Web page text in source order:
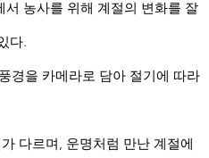
농사를 위해 계절의 변화를 잘
다.
경을 카메라로 담아 절기에 따라
다르며, 운명처럼 만난 계절에